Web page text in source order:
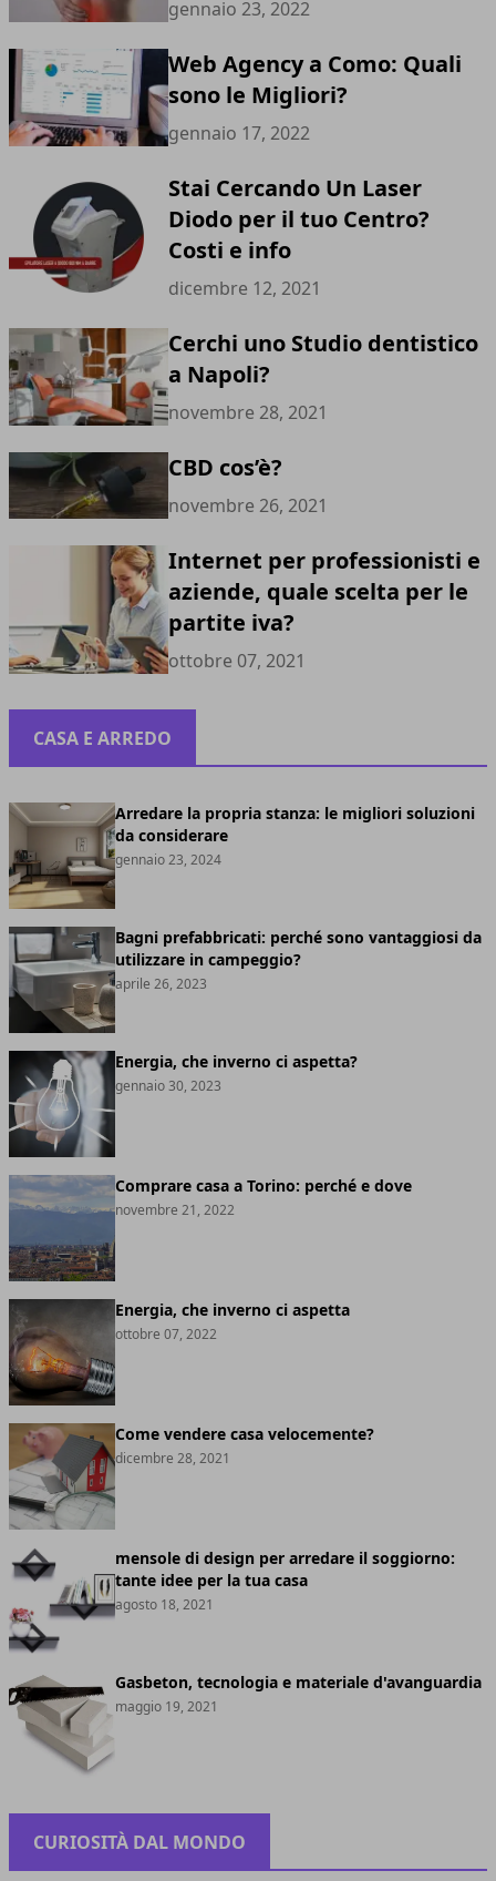
gennaio 23, 2022
Web Agency a Como: Quali
sono le Migliori?
gennaio 17, 2022
Stai Cercando Un Laser
Diodo per il tuo Centro?
Costi e info
dicembre 12, 2021
Cerchi uno Studio dentistico
a Napoli?
novembre 28, 2021
CBD cos’è?
novembre 26, 2021
Internet per professionisti e
aziende, quale scelta per le
partite iva?
ottobre 07, 2021
CASA E ARREDO
Arredare la propria stanza: le migliori soluzioni
da considerare
gennaio 23, 2024
Bagni prefabbricati: perché sono vantaggiosi da
utilizzare in campeggio?
aprile 26, 2023
Energia, che inverno ci aspetta?
gennaio 30, 2023
Comprare casa a Torino: perché e dove
novembre 21, 2022
Energia, che inverno ci aspetta
ottobre 07, 2022
Come vendere casa velocemente?
dicembre 28, 2021
mensole di design per arredare il soggiorno:
tante idee per la tua casa
agosto 18, 2021
Gasbeton, tecnologia e materiale d'avanguardia
maggio 19, 2021
CURIOSITÀ DAL MONDO